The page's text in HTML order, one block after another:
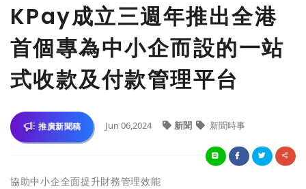
KPay成立三週年推出全港
首個專為中小企而設的一站
式收款及付款管理平台
推廣新聞稿 Jun 06,2024 新聞 新聞時事
協助中小企全面提升財務管理效能